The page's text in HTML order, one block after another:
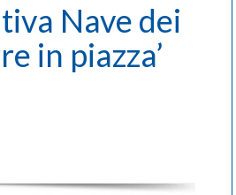
Nave dei
in piazza’